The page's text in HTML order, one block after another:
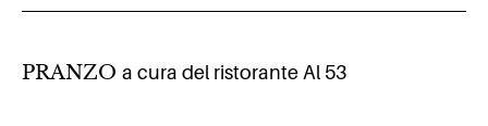
PRANZO a cura del ristorante Al 53